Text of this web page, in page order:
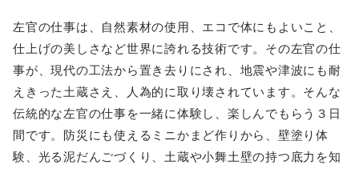
左官の仕事は、自然素材の使用、エコで体にもよいこと、
仕上げの美しさなど世界に誇れる技術です。その左官の仕
事が、現代の工法から置き去りにされ、地震や津波にも耐
えきった土蔵さえ、人為的に取り壊されています。そんな
伝統的な左官の仕事を一緒に体験し、楽しんでもらう３日
間です。防災にも使えるミニかまど作りから、壁塗り体
験、光る泥だんごづくり、土蔵や小舞土壁の持つ底力を知